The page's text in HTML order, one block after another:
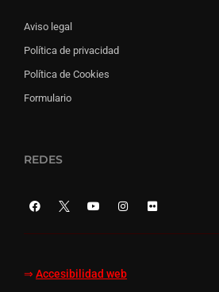
Aviso legal
Política de privacidad
Política de Cookies
Formulario
REDES
⇒ Accesibilidad web